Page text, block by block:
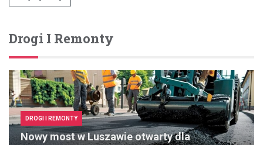
Drogi I Remonty
DROGI I REMONTY
Nowy most w Luszawie otwarty dla